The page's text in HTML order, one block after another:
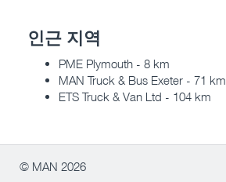
인근 지역
PME Plymouth - 8 km
MAN Truck & Bus Exeter - 71 km
ETS Truck & Van Ltd - 104 km
© MAN 2026